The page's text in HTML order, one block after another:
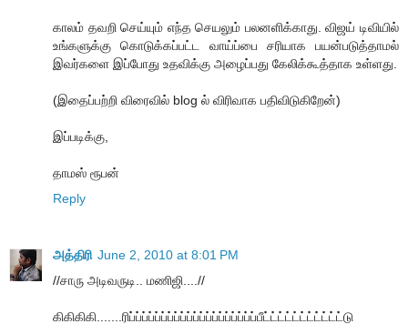
காலம் தவறி செய்யும் எந்த செயலும் பலனளிக்காது. விஜய் டிவியில்
உங்களுக்கு கொடுக்கப்பட்ட வாய்ப்பை சரியாக பயன்படுத்தாமல்
இவர்களை இப்போது உதவிக்கு அழைப்பது கேலிக்கூத்தாக உள்ளது.
(இதைப்பற்றி விரைவில் blog ல் விரிவாக பதிவிடுகிறேன்)
இப்படிக்கு,
தாமஸ் ரூபன்
Reply
அத்திரி June 2, 2010 at 8:01 PM
//சாரு அடிவருடி.. மணிஜி....//
கிகிகிகி.......ரிப்ப்ப்ப்ப்ப்ப்ப்ப்ப்ப்ப்ப்ப்ப்ப்ப்ப்ப்ப்பீட்ட்ட்ட்ட்ட்ட்ட்ட்ட்ட்டு